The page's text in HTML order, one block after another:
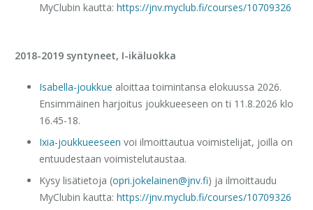
MyClubin kautta: https://jnv.myclub.fi/courses/10709326
2018-2019 syntyneet, I-ikäluokka
Isabella-joukkue aloittaa toimintansa elokuussa 2026.
Ensimmäinen harjoitus joukkueeseen on ti 11.8.2026 klo
16.45-18.
Ixia-joukkueeseen voi ilmoittautua voimistelijat, joilla on
entuudestaan voimistelutaustaa.
Kysy lisätietoja (opri.jokelainen@jnv.fi) ja ilmoittaudu
MyClubin kautta: https://jnv.myclub.fi/courses/10709326